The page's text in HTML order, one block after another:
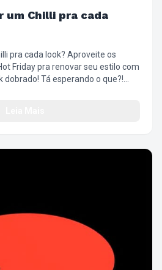
um Chilli pra cada
look? Aproveite os
Friday pra renovar seu estilo com
o que?!